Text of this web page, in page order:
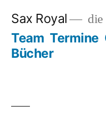
springen
Sax Royal die
Team Termine
Bücher